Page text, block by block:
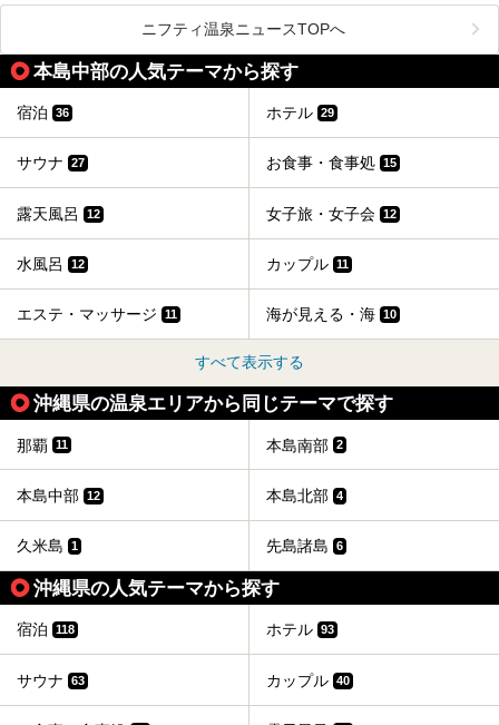
特徴です。
共同浴場は全国各地の温泉地にありますが、特に九州地方は
共同湯文化が古くから発展し、質・量ともに大変充実。九州
は“共同湯王国”といっても決して過言では無いでしょう。
今回は地元在住の九州の温泉ライターである筆者が過去入浴
した中から、源泉かけ流しと泉質の良さにこだわって九州の
共同浴場を20施設厳選。入浴マナーを守りながら、ぜひ湯
めぐりの参考にされてみて下さい！
ニフティ温泉ニュースTOPへ
本島中部の人気テーマから探す
宿泊 36 ホテル 29
サウナ 27 お食事・食事処 15
露天風呂 12 女子旅・女子会 12
水風呂 12 カップル 11
エステ・マッサージ 11 海が見える・海 10
すべて表示する
沖縄県の温泉エリアから同じテーマで探す
那覇 11 本島南部 2
本島中部 12 本島北部 4
久米島 1 先島諸島 6
沖縄県の人気テーマから探す
宿泊 118 ホテル 93
サウナ 63 カップル 40